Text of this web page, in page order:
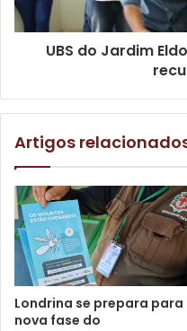
UBS do Jardim
Artigos
Londrina se prepara para
nova fase do